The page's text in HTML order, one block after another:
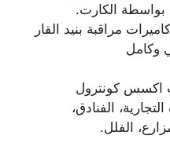
الكارت.
مراقبة بنيد القار
وكامل
اكسس كونترول
الفنادق،
الفلل.